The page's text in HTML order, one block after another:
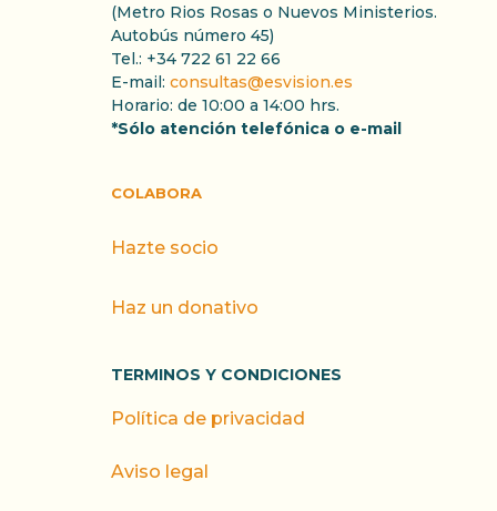
(Metro Rios Rosas o Nuevos Ministerios.
Autobús número 45)
Tel.: +34 722 61 22 66
E-mail: consultas@esvision.es
Horario: de 10:00 a 14:00 hrs.
*Sólo atención telefónica o e-mail
COLABORA
Hazte socio
Haz un donativo
TERMINOS Y CONDICIONES
Política de privacidad
Aviso legal